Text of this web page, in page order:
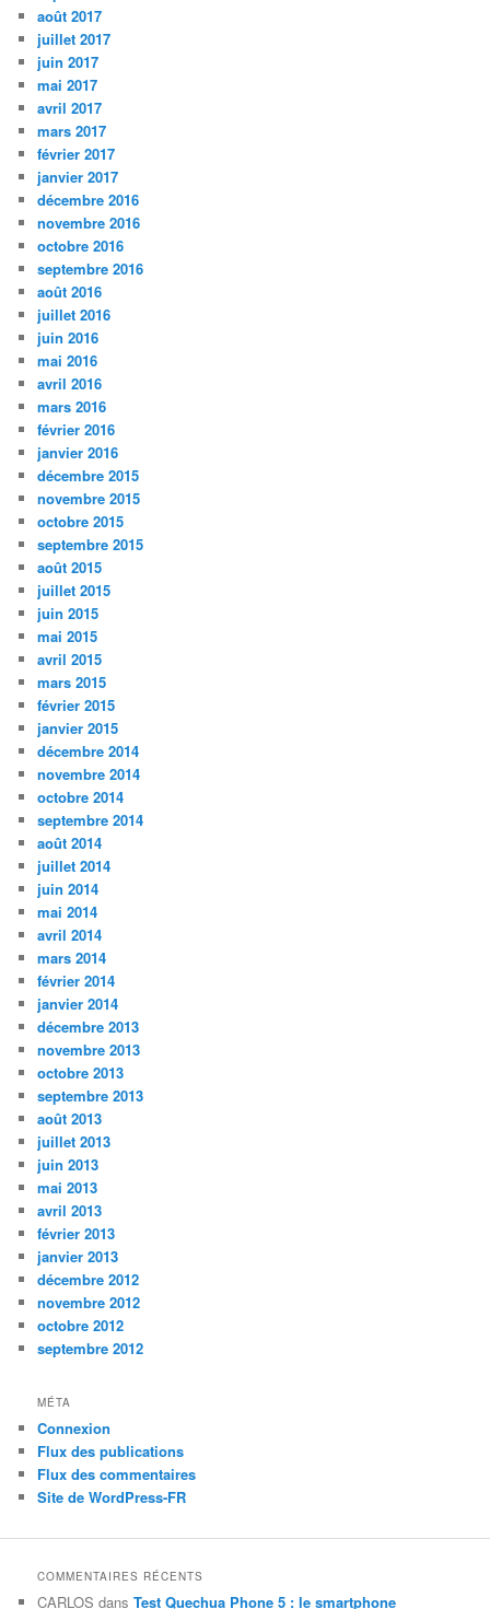
août 2017
juillet 2017
juin 2017
mai 2017
avril 2017
mars 2017
février 2017
janvier 2017
décembre 2016
novembre 2016
octobre 2016
septembre 2016
août 2016
juillet 2016
juin 2016
mai 2016
avril 2016
mars 2016
février 2016
janvier 2016
décembre 2015
novembre 2015
octobre 2015
septembre 2015
août 2015
juillet 2015
juin 2015
mai 2015
avril 2015
mars 2015
février 2015
janvier 2015
décembre 2014
novembre 2014
octobre 2014
septembre 2014
août 2014
juillet 2014
juin 2014
mai 2014
avril 2014
mars 2014
février 2014
janvier 2014
décembre 2013
novembre 2013
octobre 2013
septembre 2013
août 2013
juillet 2013
juin 2013
mai 2013
avril 2013
février 2013
janvier 2013
décembre 2012
novembre 2012
octobre 2012
septembre 2012
MÉTA
Connexion
Flux des publications
Flux des commentaires
Site de WordPress-FR
COMMENTAIRES RÉCENTS
CARLOS dansTest Quechua Phone 5 : le smartphone